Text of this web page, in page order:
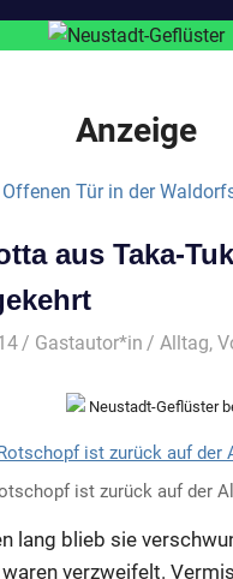
Anzeige
aus Taka-
Gastautor*in Alltag,
Neustadt-Geflüster
ist zurück auf der
lang blieb sie
verzweifelt.